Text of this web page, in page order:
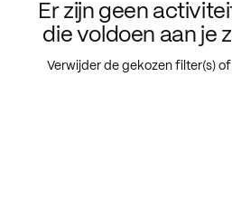
Er zijn geen
die voldoen aan je
Verwijder de gekozen filter(s)